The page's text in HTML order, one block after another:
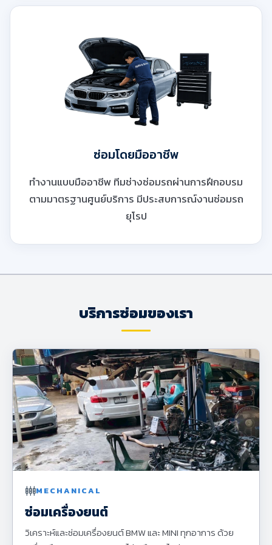
ซ่อมโดยมืออาชีพ
ทำงานแบบมืออาชีพ ทีมช่างซ่อมรถผ่านการฝึกอบรม
ตามมาตรฐานศูนย์บริการ มีประสบการณ์งานซ่อมรถ
ยุโรป
บริการซ่อมของเรา
settings_input_componentMECHANICAL
ซ่อมเครื่องยนต์
วิเคราะห์และซ่อมเครื่องยนต์ BMW และ MINI ทุกอาการ ด้วย